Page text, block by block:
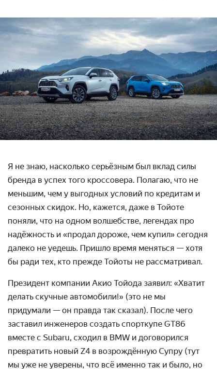
Я не знаю, насколько серьёзным был вклад силы
бренда в успех того кроссовера. Полагаю, что не
меньшим, чем у выгодных условий по кредитам и
сезонных скидок. Но, кажется, даже в Тойоте
поняли, что на одном волшебстве, легендах про
надёжность и «продал дороже, чем купил» сегодня
далеко не уедешь. Пришло время меняться — хотя
бы ради тех, кто прежде Тойоты не рассматривал.
Президент компании Акио Тойода заявил: «Хватит
делать скучные автомобили!» (это не мы
придумали — он правда так сказал). После чего
заставил инженеров создать спорткупе GT86
вместе с Subaru, сходил в BMW и договорился
превратить новый Z4 в возрождённую Супру (тут
мы уже не уверены, что всё именно так и было, но